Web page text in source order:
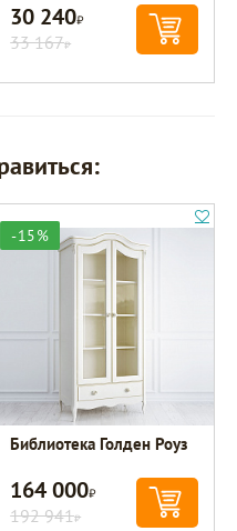
30 240Р
33 167Р
-15%
Библиотека Голден Роуз
164 000Р
192 941Р